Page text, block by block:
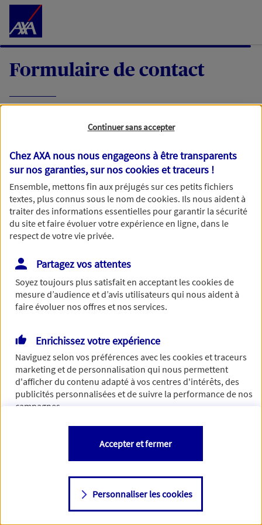
Accéder au Contenu
Formulaire de contact
demande, nous vous répondrons dans les
meilleurs délais par mail ou par téléphone.
Votre message :
Vous disposez de droits sur les informations vous concernant. Pour
plus d’informations,cliquez ici.
Continuer sans accepter
Chez AXA nous nous engageons à être transparents
sur nos garanties, sur noscookies et traceurs !
Ensemble, mettons fin aux préjugés sur ces petits fichiers
textes, plus connus sous le nom decookies. Ils nous aident à
traiter des informations essentielles pour garantir la sécurité
du site et faire évoluer votre expérience en ligne, dans le
respect de votre vie privée.
Partagez vos attentes
Soyez toujours plus satisfait en acceptant lescookiesde
mesure d’audience et d’avis utilisateurs qui nous aident à
faire évoluer nos offres et nos services.
Enrichissez votre expérience
Naviguez selon vos préférences avec lescookies et traceurs
marketing et de personnalisation qui nous permettent
d'afficher du contenu adapté à vos centres d'intérêts, des
publicités personnalisées et de suivre la performance de nos
campagnes.
Vous êtes libre de les accepter, de les refuser comme de
changer d'avis à tout moment en allant sur
Consulter notre politique decookies
Personnaliser les cookies
Accepter et fermer